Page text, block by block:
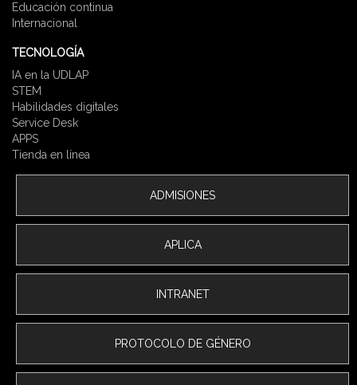
Educación continua
Internacional
TECNOLOGÍA
IA en la UDLAP
STEM
Habilidades digitales
Service Desk
APPS
Tienda en línea
ADMISIONES
APLICA
INTRANET
PROTOCOLO DE GÉNERO